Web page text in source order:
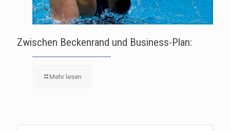
Zwischen Beckenrand und Business-Plan:
Mehr lesen